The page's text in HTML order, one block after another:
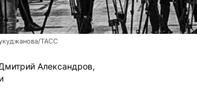
ТАСС
Александров,